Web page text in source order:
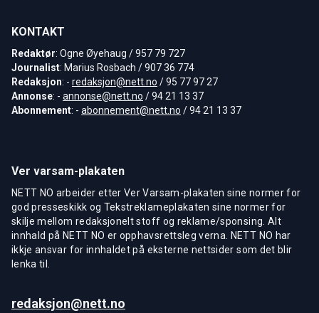
KONTAKT
Redaktør: Ogne Øyehaug / 957 79 727
Journalist: Marius Rosbach / 907 36 774
Redaksjon: - redaksjon@nett.no / 95 77 97 27
Annonse: - annonse@nett.no / 94 21 13 37
Abonnement: - abonnement@nett.no / 94 21 13 37
Ver varsam-plakaten
NETT NO arbeider etter Ver Varsam-plakaten sine normer for
god presseskikk og Tekstreklameplakaten sine normer for
skilje mellom redaksjonelt stoff og reklame/sponsing. Alt
innhald på NETT NO er opphavsrettsleg verna. NETT NO har
ikkje ansvar for innhaldet på eksterne nettsider som det blir
lenka til.
redaksjon@nett.no